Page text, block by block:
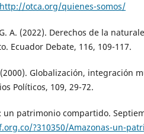
http://otca.org/quienes-somos/
A. (2022). Derechos de la
Ecuador Debate, 116, 109-117.
Globalización, integración
Políticos, 109, 29-72.
un patrimonio compartido.
?310350/Amazonas-un-